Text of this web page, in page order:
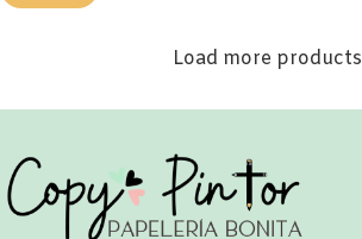
Load more products